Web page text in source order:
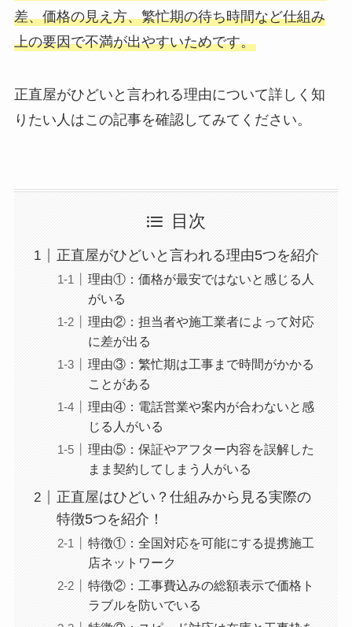
差、価格の見え方、繁忙期の待ち時間など仕組み
上の要因で不満が出やすいためです。
正直屋がひどいと言われる理由について詳しく知
りたい人はこの記事を確認してみてください。
目次
正直屋がひどいと言われる理由5つを紹介
理由①：価格が最安ではないと感じる人
がいる
理由②：担当者や施工業者によって対応
に差が出る
理由③：繁忙期は工事まで時間がかかる
ことがある
理由④：電話営業や案内が合わないと感
じる人がいる
理由⑤：保証やアフター内容を誤解した
まま契約してしまう人がいる
正直屋はひどい？仕組みから見る実際の
特徴5つを紹介！
特徴①：全国対応を可能にする提携施工
店ネットワーク
特徴②：工事費込みの総額表示で価格ト
ラブルを防いでいる